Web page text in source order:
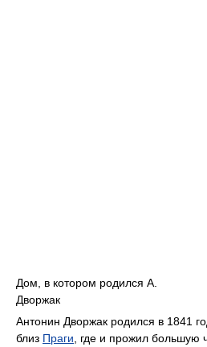
Дом, в котором родился А.
Дворжак
Антонин Дворжак родился в 1841
близ Праги , где и прожил большую